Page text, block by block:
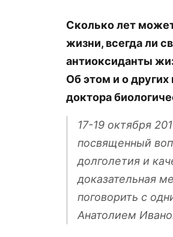
Сколько лет
жизни, всегда ли
антиоксиданты
Об этом и о
доктора
17-19 октября
посвященный
долголетия и
доказательная
поговорить с
Анатолием